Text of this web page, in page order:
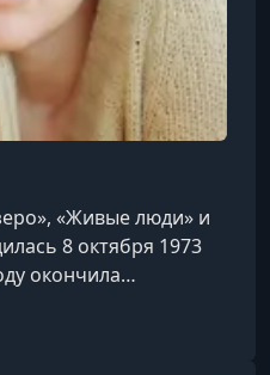
«Живые люди» и
8 октября 1973
окончила
гуманитарный
переводчиком с